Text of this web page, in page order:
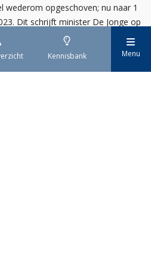
Kennisbank Menu
wederom opgeschoven; nu naar 1
Dit schrijft minister De Jonge op
Kamer.